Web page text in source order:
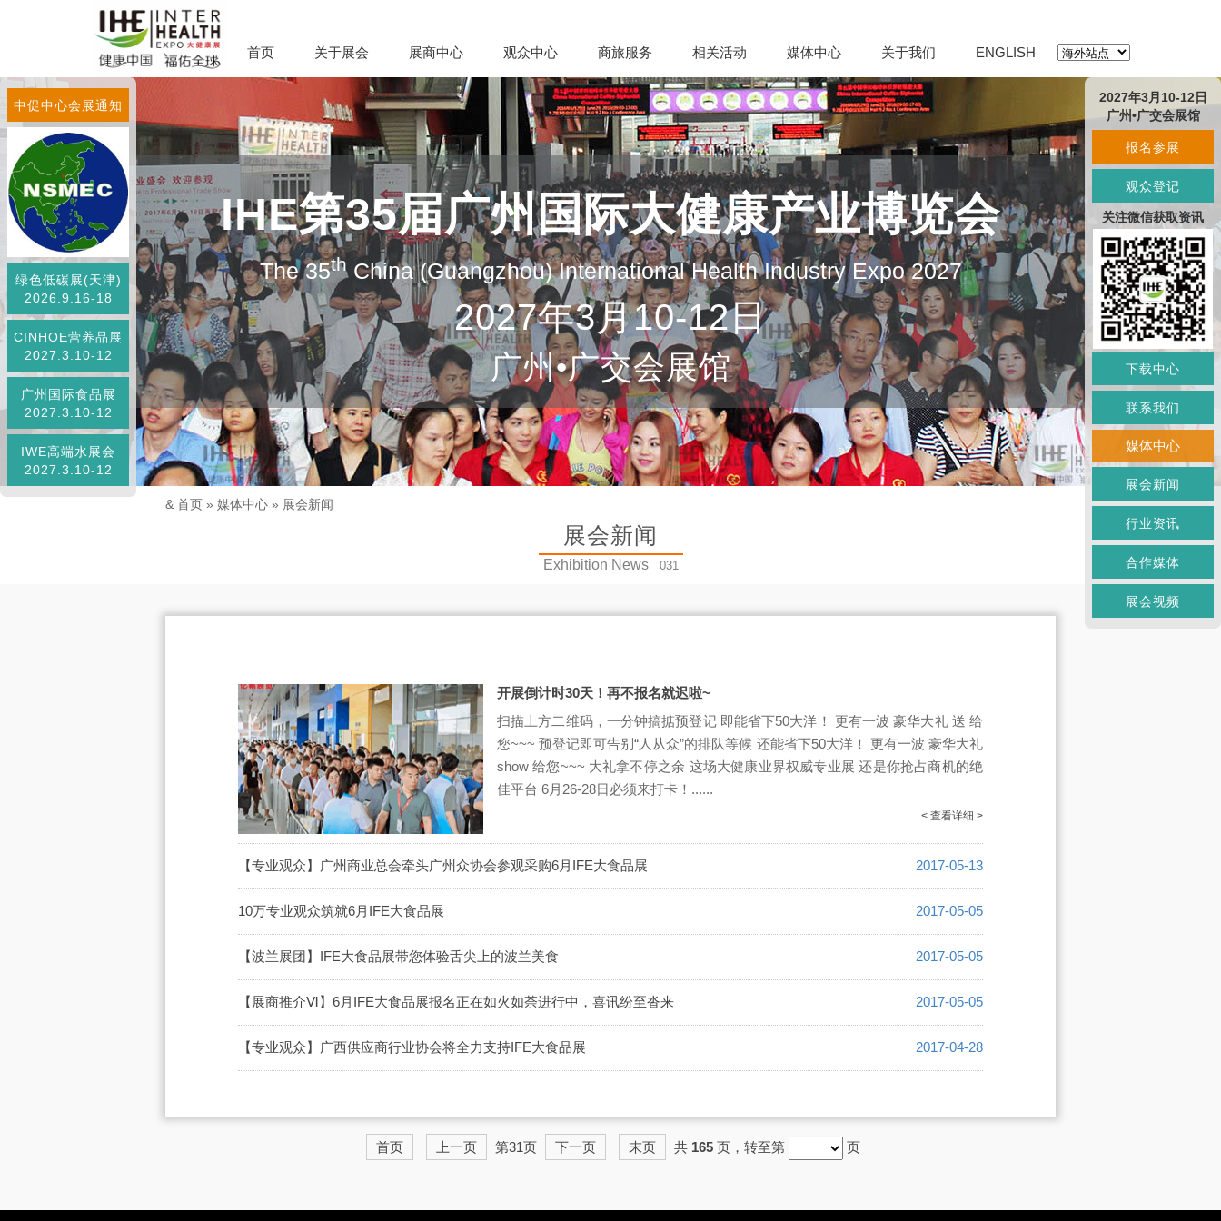
首页 关于展会 展商中心 观众中心 商旅服务 相关活动 媒体中心 关于我们 ENGLISH
IHE第35届广州国际大健康产业博览会
The 35thChina (Guangzhou) International Health Industry Expo 2027
2027年3月10-12日
广州•广交会展馆
中促中心会展通知
绿色低碳展(天津)
2026.9.16-18
CINHOE营养品展
2027.3.10-12
广州国际食品展
2027.3.10-12
IWE高端水展会
2027.3.10-12
& 首页 » 媒体中心 » 展会新闻
展会新闻
Exhibition News 031
开展倒计时30天！再不报名就迟啦~
扫描上方二维码，一分钟搞掂预登记 即能省下50大洋！ 更有一波 豪华大礼 送 给
您~~~ 预登记即可告别“人从众”的排队等候 还能省下50大洋！ 更有一波 豪华大礼
show 给您~~~ 大礼拿不停之余 这场大健康业界权威专业展 还是你抢占商机的绝
佳平台 6月26-28日必须来打卡！......
< 查看详细 >
【专业观众】广州商业总会牵头广州众协会参观采购6月IFE大食品展 2017-05-13
10万专业观众筑就6月IFE大食品展 2017-05-05
【波兰展团】IFE大食品展带您体验舌尖上的波兰美食 2017-05-05
【展商推介Ⅵ】6月IFE大食品展报名正在如火如荼进行中，喜讯纷至沓来 2017-05-05
【专业观众】广西供应商行业协会将全力支持IFE大食品展 2017-04-28
首页 上一页 第31页 下一页 末页 共 165页，转至第 页
2027年3月10-12日
广州•广交会展馆
报名参展
观众登记
关注微信获取资讯
下载中心
联系我们
媒体中心
展会新闻
行业资讯
合作媒体
展会视频